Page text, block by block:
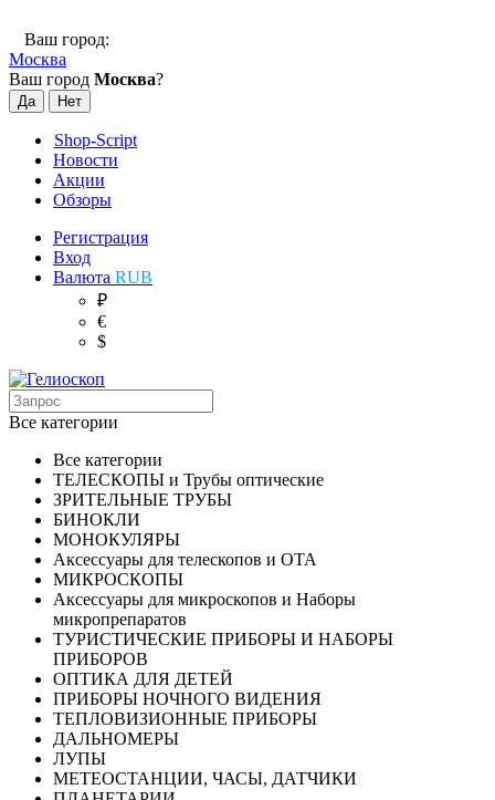
Ваш город:
Москва
Ваш город Москва?
Shop-Script
Новости
Акции
Обзоры
Регистрация
Вход
Валюта RUB
₽
€
$
Все категории
Все категории
ТЕЛЕСКОПЫ и Трубы оптические
ЗРИТЕЛЬНЫЕ ТРУБЫ
БИНОКЛИ
МОНОКУЛЯРЫ
Аксессуары для телескопов и ОТА
МИКРОСКОПЫ
Аксессуары для микроскопов и Наборы
микропрепаратов
ТУРИСТИЧЕСКИЕ ПРИБОРЫ И НАБОРЫ
ПРИБОРОВ
ОПТИКА ДЛЯ ДЕТЕЙ
ПРИБОРЫ НОЧНОГО ВИДЕНИЯ
ТЕПЛОВИЗИОННЫЕ ПРИБОРЫ
ДАЛЬНОМЕРЫ
ЛУПЫ
МЕТЕОСТАНЦИИ, ЧАСЫ, ДАТЧИКИ